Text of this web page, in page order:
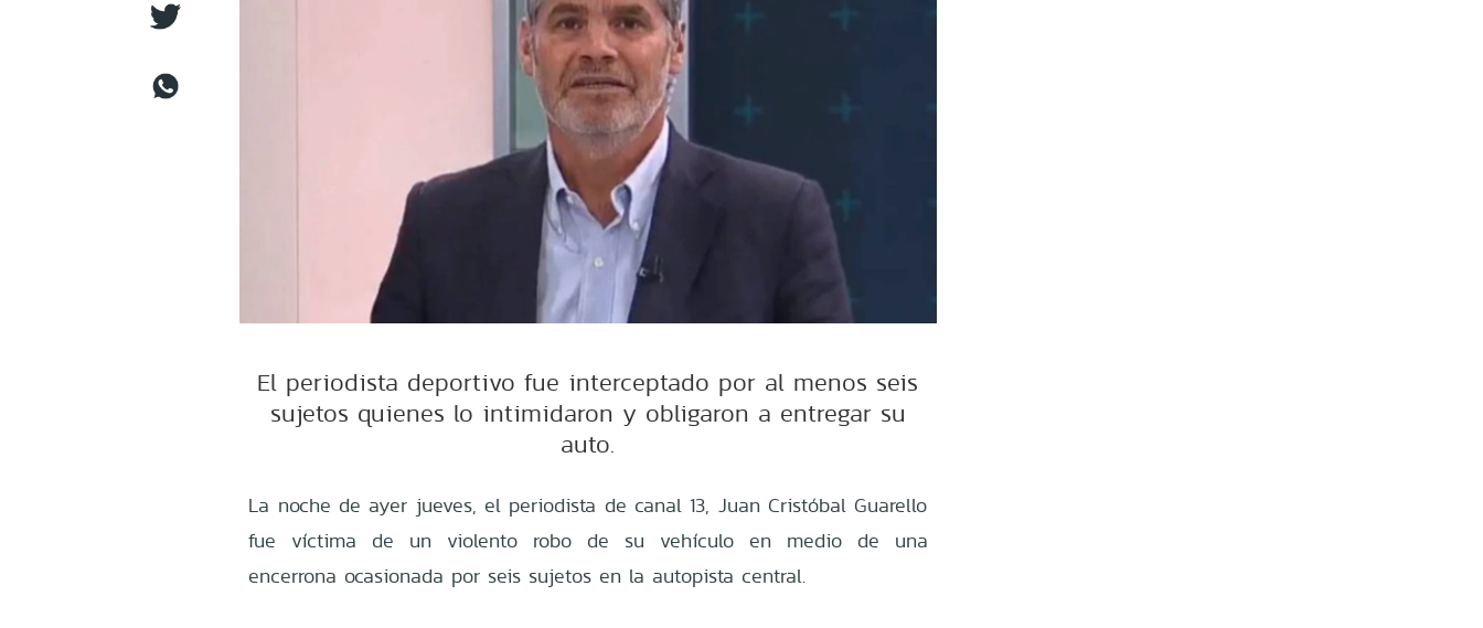
El periodista deportivo fue interceptado por al menos seis
sujetos quienes lo intimidaron y obligaron a entregar su
auto.
La noche de ayer jueves, el periodista de canal 13, Juan Cristóbal Guarello
fue víctima de un violento robo de su vehículo en medio de una
encerrona ocasionada por seis sujetos en la autopista central.